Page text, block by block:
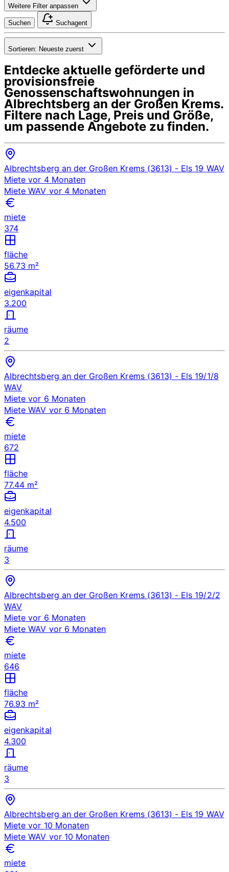
Weitere Filter anpassen
Suchen Suchagent
Sortieren: Neueste zuerst
Entdecke aktuelle geförderte und
provisionsfreie
Genossenschaftswohnungen in
Albrechtsberg an der Großen Krems.
Filtere nach Lage, Preis und Größe,
um passende Angebote zu finden.
Albrechtsberg an der Großen Krems (3613) - Els 19 WAV
Miete vor 4 Monaten
Miete WAV vor 4 Monaten
miete
374
fläche
56.73 m²
eigenkapital
3.200
räume
2
Albrechtsberg an der Großen Krems (3613) - Els 19/1/8
WAV
Miete vor 6 Monaten
Miete WAV vor 6 Monaten
miete
672
fläche
77.44 m²
eigenkapital
4.500
räume
3
Albrechtsberg an der Großen Krems (3613) - Els 19/2/2
WAV
Miete vor 6 Monaten
Miete WAV vor 6 Monaten
miete
646
fläche
76.93 m²
eigenkapital
4.300
räume
3
Albrechtsberg an der Großen Krems (3613) - Els 19 WAV
Miete vor 10 Monaten
Miete WAV vor 10 Monaten
miete